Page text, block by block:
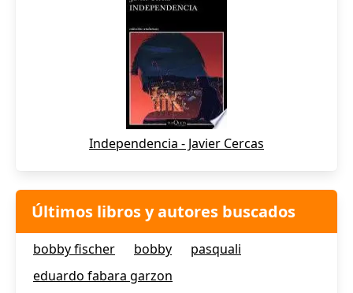
Independencia - Javier Cercas
Últimos libros y autores buscados
bobby fischer bobby
pasquali
eduardo fabara garzon